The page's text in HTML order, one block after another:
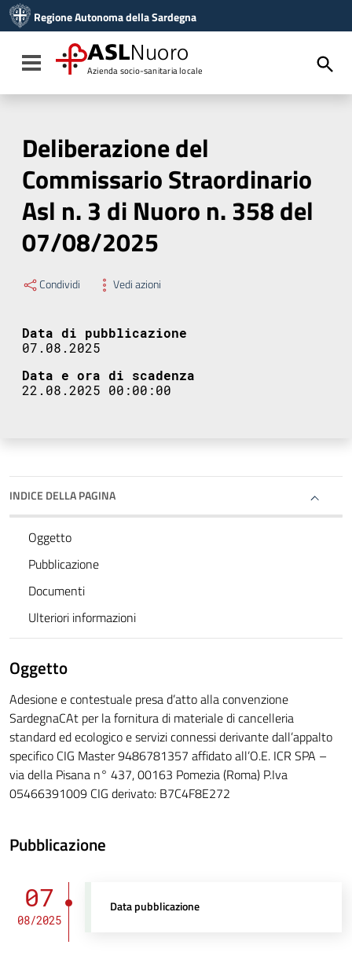
Vai al menu di navigazione
Vai al footer
Regione Autonoma della Sardegna
Toggle navigation
ASLNuoro
Azienda socio-sanitaria locale
Deliberazione del
Commissario Straordinario
Asl n. 3 di Nuoro n. 358 del
07/08/2025
Condividi Vedi azioni
Data di pubblicazione
07.08.2025
Data e ora di scadenza
22.08.2025 00:00:00
INDICE DELLA PAGINA
Oggetto
Pubblicazione
Documenti
Ulteriori informazioni
Oggetto
Adesione e contestuale presa d’atto alla convenzione
SardegnaCAt per la fornitura di materiale di cancelleria
standard ed ecologico e servizi connessi derivante dall’appalto
specifico CIG Master 9486781357 affidato all’O.E. ICR SPA –
via della Pisana n° 437, 00163 Pomezia (Roma) P.Iva
05466391009 CIG derivato: B7C4F8E272
Pubblicazione
07
08/2025
Data pubblicazione